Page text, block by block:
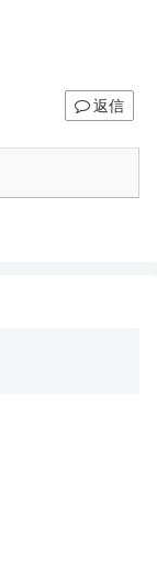
返信